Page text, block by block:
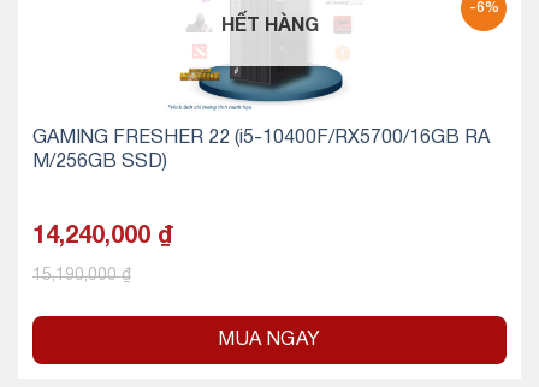
-6%
HẾT HÀNG
GAMING FRESHER 22 (i5-10400F/RX5700/16GB RA
M/256GB SSD)
14,240,000 ₫
15,190,000₫
MUA NGAY